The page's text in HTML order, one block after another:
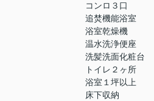
コンロ３口
追焚機能浴室
浴室乾燥機
温水洗浄便座
洗髪洗面化粧台
トイレ２ヶ所
浴室１坪以上
床下収納